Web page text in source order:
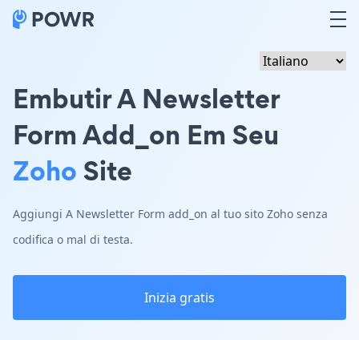
Embutir A Newsletter
Form Add_on Em Seu
ZohoSite
Aggiungi A Newsletter Form add_on al tuo sito Zoho senza
codifica o mal di testa.
Inizia gratis